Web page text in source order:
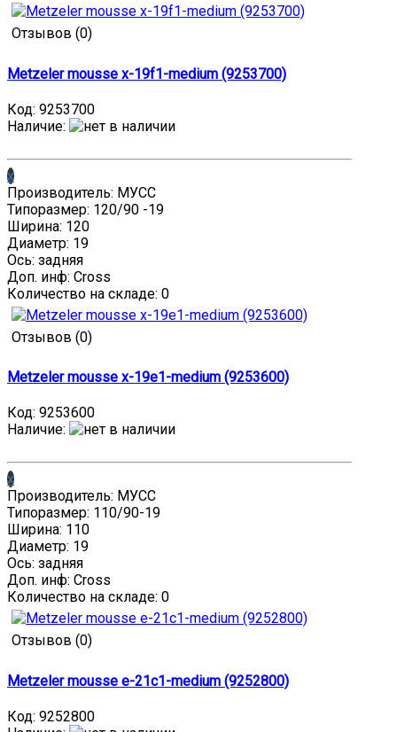
Отзывов (0)
Metzeler mousse x-19f1-medium (9253700)
Код: 9253700
Наличие:
x
Производитель: МУСС
Типоразмер: 120/90 -19
Ширина: 120
Диаметр: 19
Ось: задняя
Доп. инф: Cross
Количество на складе: 0
Отзывов (0)
Metzeler mousse x-19e1-medium (9253600)
Код: 9253600
Наличие:
x
Производитель: МУСС
Типоразмер: 110/90-19
Ширина: 110
Диаметр: 19
Ось: задняя
Доп. инф: Cross
Количество на складе: 0
Отзывов (0)
Metzeler mousse e-21c1-medium (9252800)
Код: 9252800